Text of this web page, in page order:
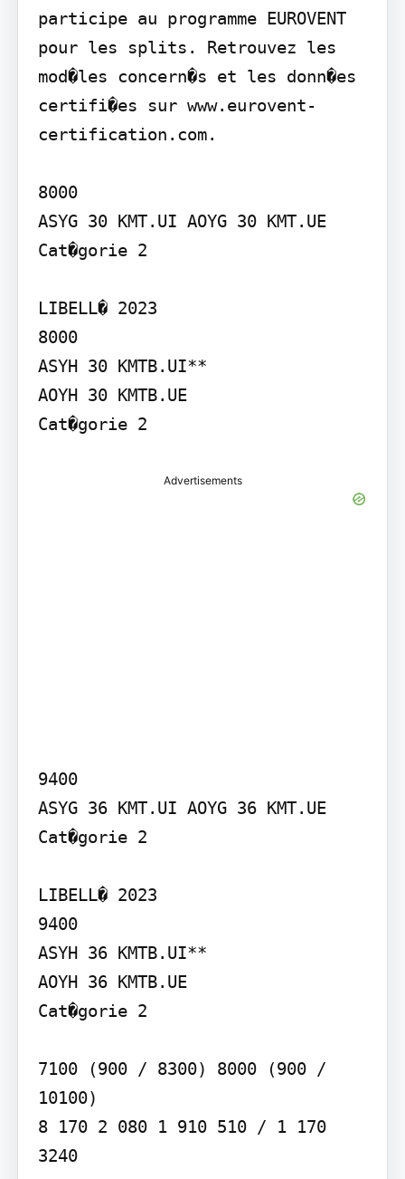
participe au programme EUROVENT
pour les splits. Retrouvez les
mod�les concern�s et les donn�es
certifi�es sur www.eurovent-
certification.com.
8000
ASYG 30 KMT.UI AOYG 30 KMT.UE
Cat�gorie 2
LIBELL� 2023
8000
ASYH 30 KMTB.UI**
AOYH 30 KMTB.UE
Cat�gorie 2
Advertisements
9400
ASYG 36 KMT.UI AOYG 36 KMT.UE
Cat�gorie 2
LIBELL� 2023
9400
ASYH 36 KMTB.UI**
AOYH 36 KMTB.UE
Cat�gorie 2
7100 (900 / 8300) 8000 (900 /
10100)
8 170 2 080 1 910 510 / 1 170
3240